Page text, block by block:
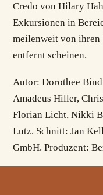
Credo von Hilary
Exkursionen in
meilenweit von ihren
entfernt scheinen.
Autor: Dorothee
Amadeus Hiller,
Florian Licht, Nikki
Lutz. Schnitt: Jan
GmbH. Produzent: